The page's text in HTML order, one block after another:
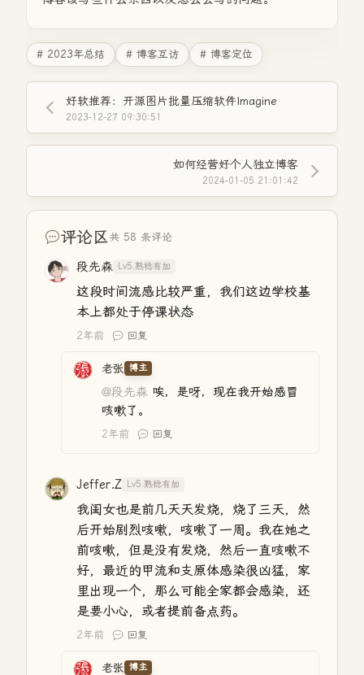
# 2023年总结 # 博客互访 # 博客定位
好软推荐：开源图片批量压缩软件Imagine
2023-12-27 09:30:51
如何经营好个人独立博客
2024-01-05 21:01:42
评论区共 58 条评论
段先森 Lv5.熟稔有加
这段时间流感比较严重，我们这边学校基
本上都处于停课状态
2年前 回复
老张 博主
@段先森 唉，是呀，现在我开始感冒
咳嗽了。
2年前 回复
Jeffer.Z Lv5.熟稔有加
我闺女也是前几天天发烧，烧了三天，然
后开始剧烈咳嗽，咳嗽了一周。我在她之
前咳嗽，但是没有发烧，然后一直咳嗽不
好，最近的甲流和支原体感染很凶猛，家
里出现一个，那么可能全家都会感染，还
是要小心，或者提前备点药。
2年前 回复
老张 博主